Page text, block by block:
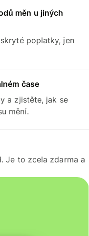
měn u jiných
poplatky, jen
čase
a zjistěte, jak se
mění.
Je to zcela zdarma a